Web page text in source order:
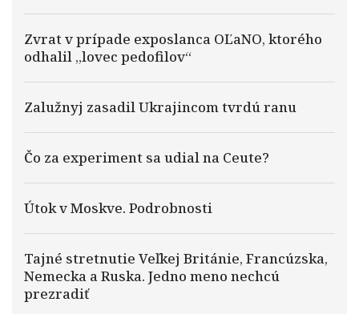
Zvrat v prípade exposlanca OĽaNO, ktorého
odhalil „lovec pedofilov“
Zalužnyj zasadil Ukrajincom tvrdú ranu
Čo za experiment sa udial na Ceute?
Útok v Moskve. Podrobnosti
Tajné stretnutie Veľkej Británie, Francúzska,
Nemecka a Ruska. Jedno meno nechcú
prezradiť